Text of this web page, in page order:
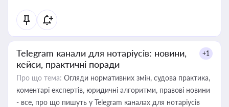
Telegram канали для нотаріусів: новини,
кейси, практичні поради
+1
Про що тема: Огляди нормативних змін, судова практика,
коментарі експертів, юридичні алгоритми, правові новини
- все, про що пишуть у Telegram каналах для нотаріусів